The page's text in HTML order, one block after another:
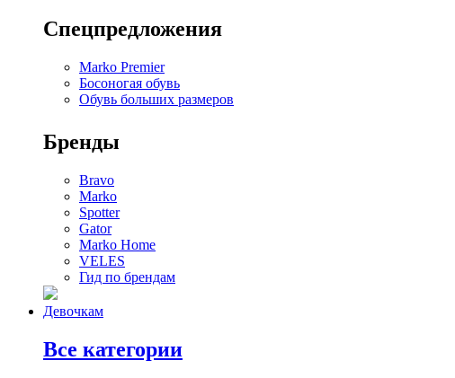
Спецпредложения
Marko Premier
Босоногая обувь
Обувь больших размеров
Бренды
Bravo
Marko
Spotter
Gator
Marko Home
VELES
Гид по брендам
Девочкам
Все категории